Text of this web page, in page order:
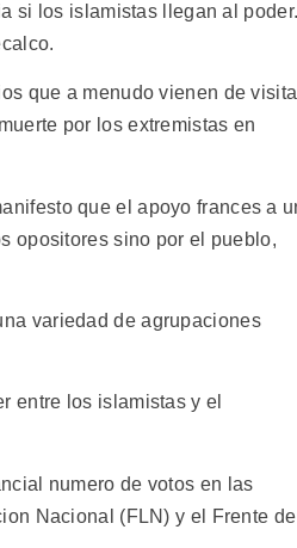
si los islamistas llegan al
que a menudo vienen de
por los extremistas en
que el apoyo frances a
opositores sino por el pueblo,
variedad de agrupaciones
entre los islamistas y el
numero de votos en las
Nacional (FLN) y el Frente de